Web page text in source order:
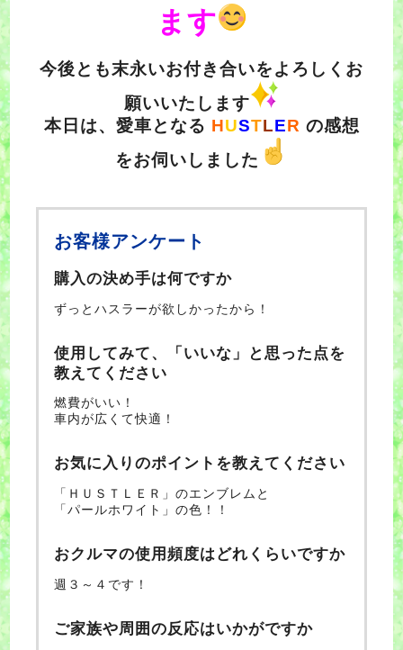
ます
今後とも末永いお付き合いをよろしくお
願いいたします
本日は、愛車となる HUSTLER の感想
をお伺いしました
お客様アンケート
購入の決め手は何ですか
ずっとハスラーが欲しかったから！
使用してみて、「いいな」と思った点を
教えてください
燃費がいい！
車内が広くて快適！
お気に入りのポイントを教えてください
「ＨＵＳＴＬＥＲ」のエンブレムと
「パールホワイト」の色！！
おクルマの使用頻度はどれくらいですか
週３～４です！
ご家族や周囲の反応はいかがですか